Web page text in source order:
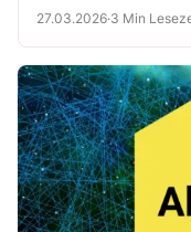
Besuchenden oder
Gewalterlebnissen.
27.03.2026·3 Min